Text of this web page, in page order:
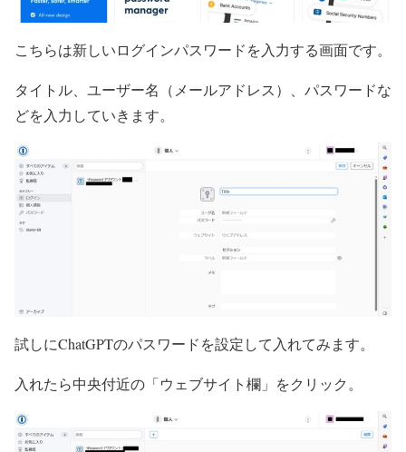
こちらは新しいログインパスワードを入力する画面です。
タイトル、ユーザー名（メールアドレス）、パスワードな
どを入力していきます。
試しにChatGPTのパスワードを設定して入れてみます。
入れたら中央付近の「ウェブサイト欄」をクリック。